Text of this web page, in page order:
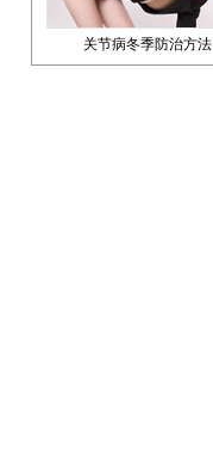
关节病冬季防治方法